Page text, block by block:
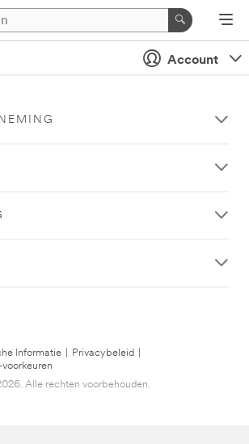
Account
Informatie Privacybeleid
Alle rechten voorbehouden.